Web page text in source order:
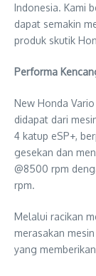
Indonesia. Kami
dapat semakin
produk skutik
Performa
New Honda
didapat dari
4 katup eSP+,
gesekan dan
@8500 rpm
rpm.
Melalui racikan
merasakan
yang